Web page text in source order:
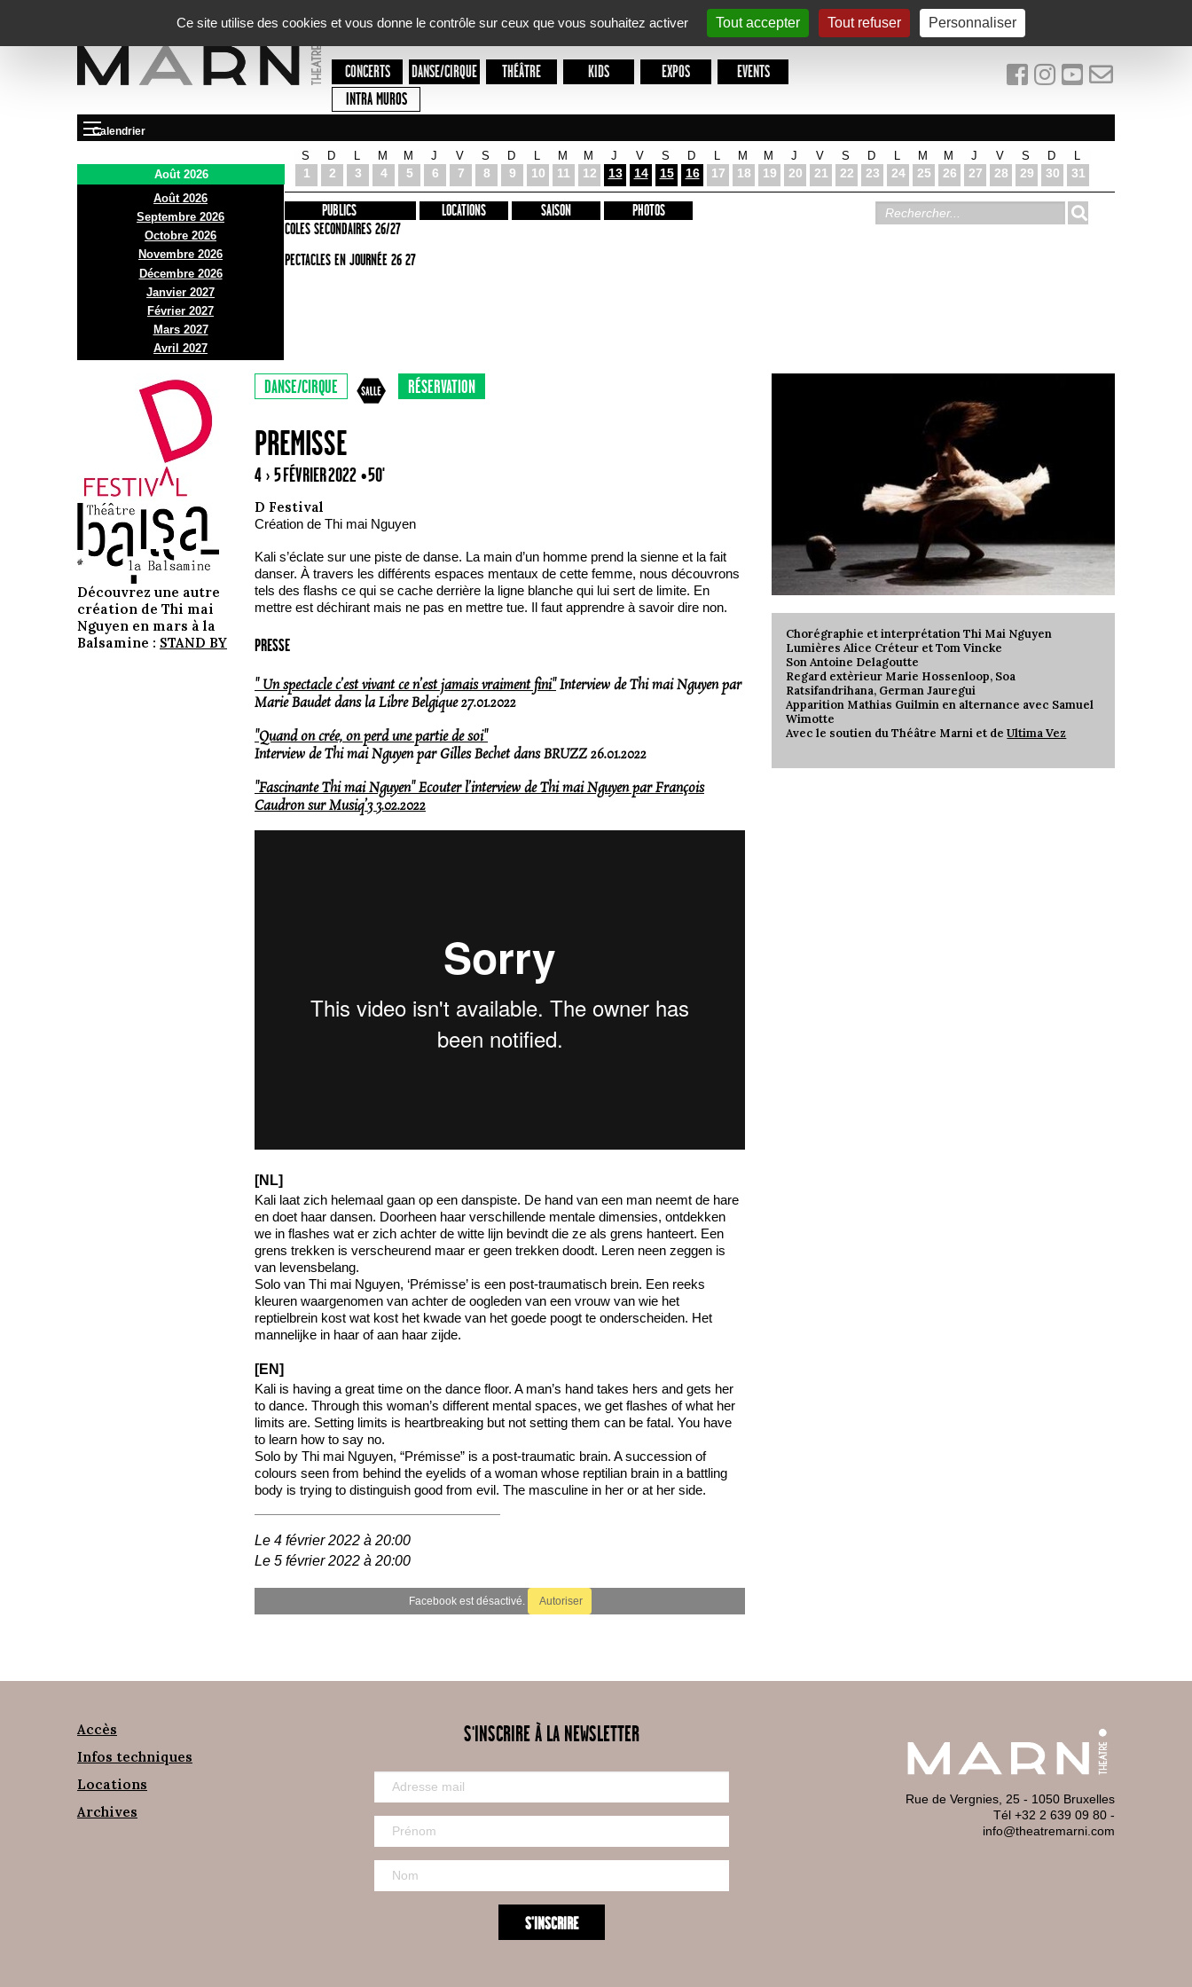
Ce site utilise des cookies et vous donne le contrôle sur ceux que vous souhaitez activer
Tout accepter Tout refuser Personnaliser
CONCERTS DANSE/CIRQUE THÉÂTRE KIDS EXPOS
EVENTS
INTRA MUROS
Calendrier
Août 2026
Août 2026
Septembre 2026
Octobre 2026
Novembre 2026
Décembre 2026
Janvier 2027
Février 2027
Mars 2027
Avril 2027
S
1
D
2 3
M
4
M
5
J
6
V
7
S
8
D
9 10
M
11
M
12
J
13
V
14
S
15
D
16 17
M
18
M
19
J
20
V
21
S
22
D
23 24
M
25
M
26
J
27
V
28
S
29
D
30 31
PRÉSENTATION
INFOS PRATIQUES
ACCES
BAR ET BISTRO
BILLETTERIE
PUBLICS
ECOLES SECONDAIRES 26/27
SPECTACLES EN JOURNÉE 26 27
LOCATIONS SAISON PHOTOS
DANSE/CIRQUE RÉSERVATION
PREMISSE
4 › 5 FÉVRIER 2022 • 50'
D Festival
Création de Thi mai Nguyen
Kali s’éclate sur une piste de danse. La main d’un homme prend la sienne et la fait
danser. À travers les différents espaces mentaux de cette femme, nous découvrons
tels des flashs ce qui se cache derrière la ligne blanche qui lui sert de limite. En
mettre est déchirant mais ne pas en mettre tue. Il faut apprendre à savoir dire non.
PRESSE
" Un spectacle c’est vivant ce n’est jamais vraiment fini"Interview de Thi mai Nguyen par
Marie Baudet dans la Libre Belgique 27.01.2022
"Quand on crée, on perd une partie de soi"
Interview de Thi mai Nguyen par Gilles Bechet dans BRUZZ 26.01.2022
"Fascinante Thi mai Nguyen" Ecouter l’interview de Thi mai Nguyen par François
Caudron sur Musiq’3 3.02.2022
[NL]
Kali laat zich helemaal gaan op een danspiste. De hand van een man neemt de hare
en doet haar dansen. Doorheen haar verschillende mentale dimensies, ontdekken
we in flashes wat er zich achter de witte lijn bevindt die ze als grens hanteert. Een
grens trekken is verscheurend maar er geen trekken doodt. Leren neen zeggen is
van levensbelang.
Solo van Thi mai Nguyen, ‘Prémisse’ is een post-traumatisch brein. Een reeks
kleuren waargenomen van achter de oogleden van een vrouw van wie het
reptielbrein kost wat kost het kwade van het goede poogt te onderscheiden. Het
mannelijke in haar of aan haar zijde.
[EN]
Kali is having a great time on the dance floor. A man’s hand takes hers and gets her
to dance. Through this woman’s different mental spaces, we get flashes of what her
limits are. Setting limits is heartbreaking but not setting them can be fatal. You have
to learn how to say no.
Solo by Thi mai Nguyen, “Prémisse” is a post-traumatic brain. A succession of
colours seen from behind the eyelids of a woman whose reptilian brain in a battling
body is trying to distinguish good from evil. The masculine in her or at her side.
Le 4 février 2022 à 20:00
Le 5 février 2022 à 20:00
Facebook est désactivé. Autoriser
Chorégraphie et interprétation Thi Mai Nguyen
Lumières Alice Créteur et Tom Vincke
Son Antoine Delagoutte
Regard extèrieur Marie Hossenloop, Soa
Ratsifandrihana, German Jauregui
Apparition Mathias Guilmin en alternance avec Samuel
Wimotte
Avec le soutien du Théâtre Marni et deUltima Vez
Découvrez une autre
création de Thi mai
Nguyen en mars à la
Balsamine : STAND BY
Accès
Infos techniques
Locations
Archives
S'INSCRIRE À LA NEWSLETTER
Rue de Vergnies, 25 - 1050 Bruxelles
Tél +32 2 639 09 80 -
info@theatremarni.com